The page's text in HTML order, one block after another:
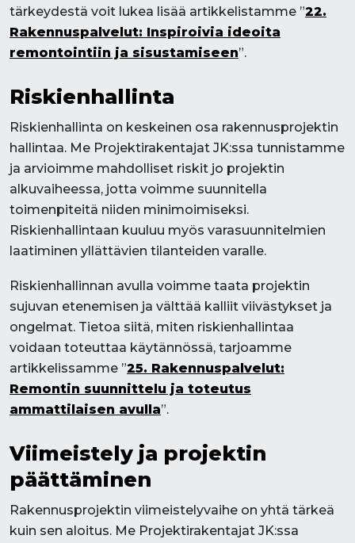
tärkeydestä voit lukea lisää artikkelistamme ”22.
Rakennuspalvelut: Inspiroivia ideoita
remontointiin ja sisustamiseen”.
Riskienhallinta
Riskienhallinta on keskeinen osa rakennusprojektin
hallintaa. Me Projektirakentajat JK:ssa tunnistamme
ja arvioimme mahdolliset riskit jo projektin
alkuvaiheessa, jotta voimme suunnitella
toimenpiteitä niiden minimoimiseksi.
Riskienhallintaan kuuluu myös varasuunnitelmien
laatiminen yllättävien tilanteiden varalle.
Riskienhallinnan avulla voimme taata projektin
sujuvan etenemisen ja välttää kalliit viivästykset ja
ongelmat. Tietoa siitä, miten riskienhallintaa
voidaan toteuttaa käytännössä, tarjoamme
artikkelissamme ”25. Rakennuspalvelut:
Remontin suunnittelu ja toteutus
ammattilaisen avulla”.
Viimeistely ja projektin
päättäminen
Rakennusprojektin viimeistelyvaihe on yhtä tärkeä
kuin sen aloitus. Me Projektirakentajat JK:ssa